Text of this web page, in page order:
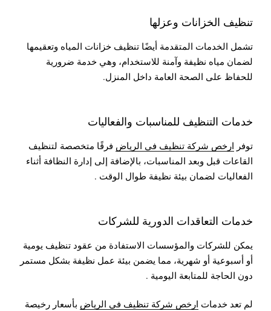
تنظيف الخزانات وعزلها
تشمل الخدمات المتقدمة أيضًا تنظيف خزانات المياه وتعقيمها
لضمان مياه نظيفة وآمنة للاستخدام، وهي خدمة ضرورية
للحفاظ على الصحة العامة داخل المنزل.
خدمات التنظيف للمناسبات والفعاليات
توفر ارخص شركة تنظيف في الرياض فرقًا متخصصة لتنظيف
القاعات قبل وبعد المناسبات، بالإضافة إلى إدارة النظافة أثناء
الفعاليات لضمان بيئة نظيفة طوال الوقت .
خدمات التعاقدات الدورية للشركات
يمكن للشركات والمؤسسات الاستفادة من عقود تنظيف يومية
أو أسبوعية أو شهرية، مما يضمن بيئة عمل نظيفة بشكل مستمر
دون الحاجة للمتابعة اليومية .
لم تعد خدمات ارخص شركة تنظيف في الرياض بأسعار رخيصة